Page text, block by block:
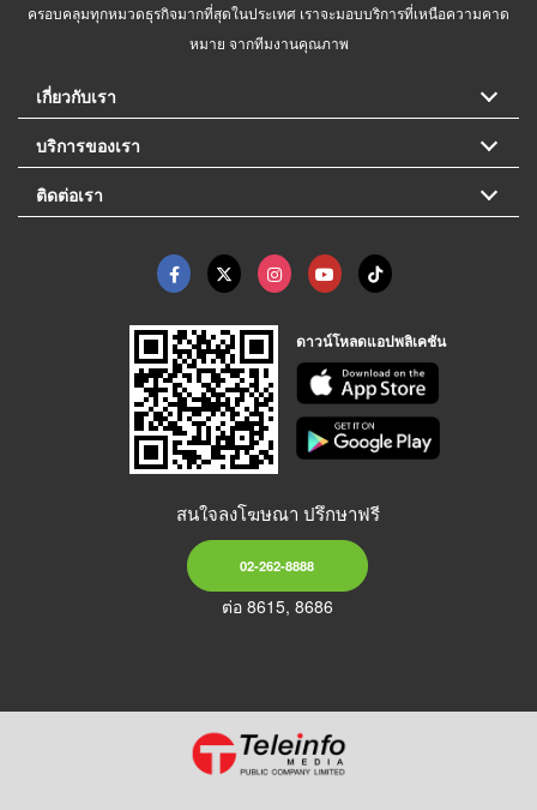
ครอบคลุมทุกหมวดธุรกิจมากที่สุดในประเทศ เราจะมอบบริการที่เหนือความคาด
หมาย จากทีมงานคุณภาพ
เกี่ยวกับเรา
บริการของเรา
ติดต่อเรา
ดาวน์โหลดแอปพลิเคชัน
สนใจลงโฆษณา ปรึกษาฟรี
02-262-8888
ต่อ 8615, 8686